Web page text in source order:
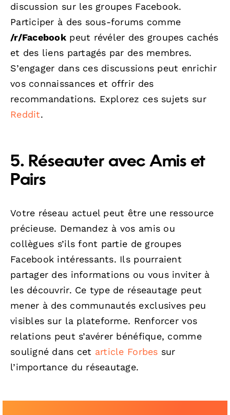
discussion sur les groupes Facebook.
Participer à des sous-forums comme
/r/Facebookpeut révéler des groupes cachés
et des liens partagés par des membres.
S’engager dans ces discussions peut enrichir
vos connaissances et offrir des
recommandations. Explorez ces sujets sur
Reddit.
5. Réseauter avec Amis et
Pairs
Votre réseau actuel peut être une ressource
précieuse. Demandez à vos amis ou
collègues s’ils font partie de groupes
Facebook intéressants. Ils pourraient
partager des informations ou vous inviter à
les découvrir. Ce type de réseautage peut
mener à des communautés exclusives peu
visibles sur la plateforme. Renforcer vos
relations peut s’avérer bénéfique, comme
souligné dans cet article Forbes sur
l’importance du réseautage.